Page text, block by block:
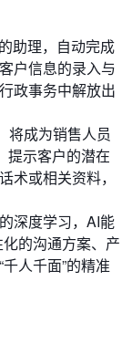
助理，自动完成
户信息的录入与
政事务中解放出
将成为销售人员
提示客户的潜在
术或相关资料，
深度学习，AI能
的沟通方案、产
人千面”的精准